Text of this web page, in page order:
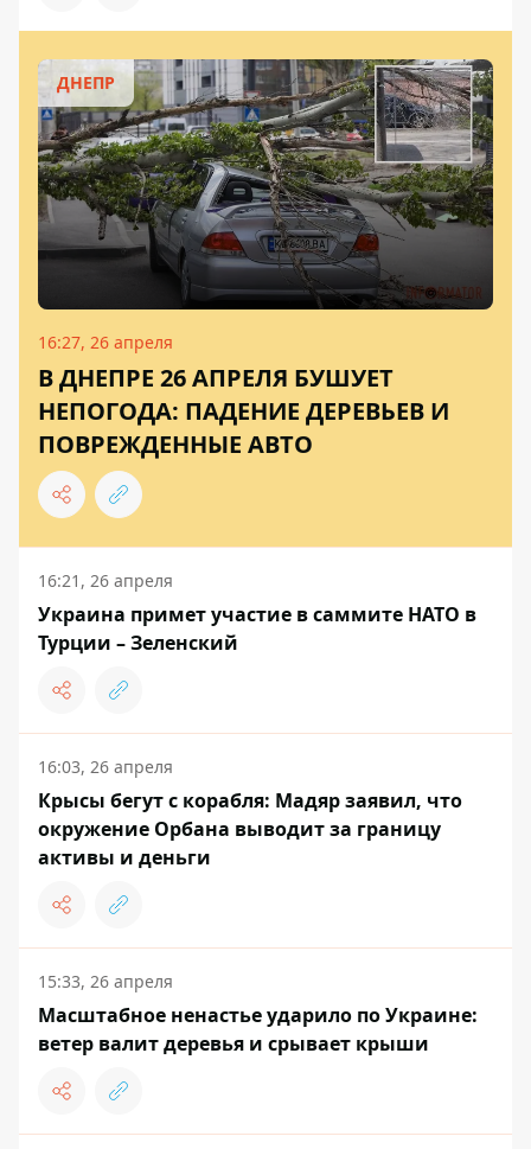
ДНЕПР
16:27, 26 апреля
В ДНЕПРЕ 26 АПРЕЛЯ БУШУЕТ
НЕПОГОДА: ПАДЕНИЕ ДЕРЕВЬЕВ И
ПОВРЕЖДЕННЫЕ АВТО
16:21, 26 апреля
Украина примет участие в саммите НАТО в
Турции – Зеленский
16:03, 26 апреля
Крысы бегут с корабля: Мадяр заявил, что
окружение Орбана выводит за границу
активы и деньги
15:33, 26 апреля
Масштабное ненастье ударило по Украине:
ветер валит деревья и срывает крыши